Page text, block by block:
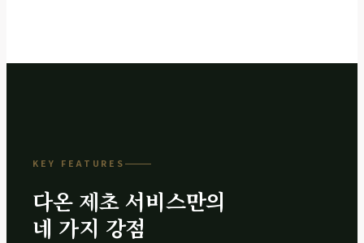
KEY FEATURES
다온 제초 서비스만의
네 가지 강점